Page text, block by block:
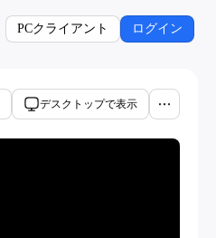
PCクライアント ログイン
デスクトップで表示